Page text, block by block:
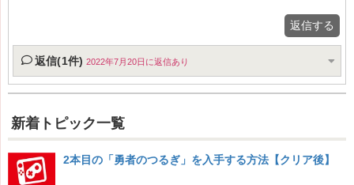
返信する
返信(1件) 2022年7月20日に返信あり
新着トピック一覧
2本目の「勇者のつるぎ」を入手する方法【クリア後】